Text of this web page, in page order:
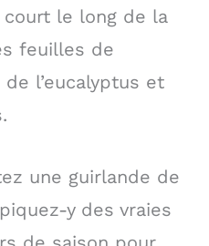
le long de la
feuilles de
l’eucalyptus et
une guirlande de
y des vraies